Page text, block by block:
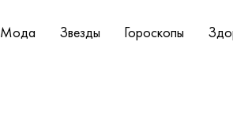
Мода Звезды Гороскопы